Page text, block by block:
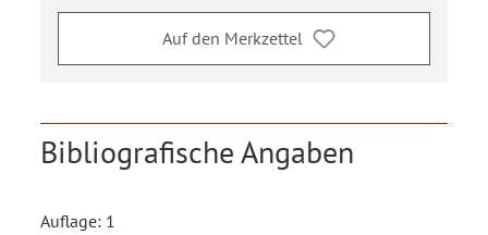
Auf den Merkzettel
Bibliografische Angaben
Auflage: 1